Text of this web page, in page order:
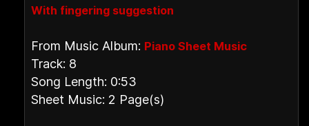
With fingering suggestion
From Music Album: Piano Sheet Music
Track: 8
Song Length: 0:53
Sheet Music: 2 Page(s)